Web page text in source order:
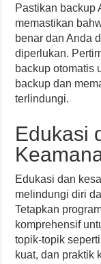
Pastikan backup
memastikan
benar dan Anda
diperlukan.
backup otomatis
backup dan
terlindungi.
Edukasi
Edukasi dan
melindungi diri
Tetapkan
komprehensif
topik-topik
kuat, dan praktik